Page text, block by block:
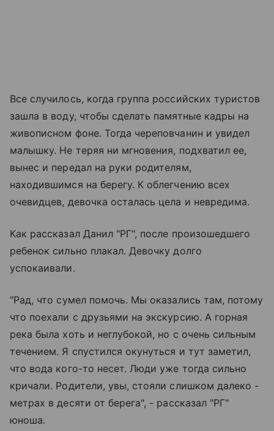
Все случилось, когда группа российских туристов
зашла в воду, чтобы сделать памятные кадры на
живописном фоне. Тогда череповчанин и увидел
малышку. Не теряя ни мгновения, подхватил ее,
вынес и передал на руки родителям,
находившимся на берегу. К облегчению всех
очевидцев, девочка осталась цела и невредима.
Как рассказал Данил "РГ", после произошедшего
ребенок сильно плакал. Девочку долго
успокаивали.
"Рад, что сумел помочь. Мы оказались там, потому
что поехали с друзьями на экскурсию. А горная
река была хоть и неглубокой, но с очень сильным
течением. Я спустился окунуться и тут заметил,
что вода кого-то несет. Люди уже тогда сильно
кричали. Родители, увы, стояли слишком далеко -
метрах в десяти от берега", - рассказал "РГ"
юноша.